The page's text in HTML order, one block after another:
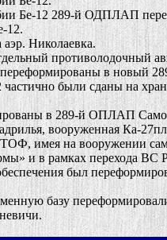
Бе-12 289-й ОДПЛАП
12.
Николаевка.
противолодочный
в новый 289-й
были сданы на
в 289-й ОПЛАП
вооруженная Ка-
на вооружении
и в рамках перехода
был
базу